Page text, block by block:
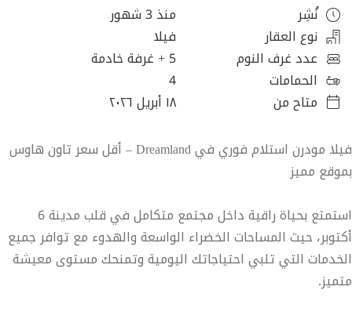
نُشِر
منذ 3 شهور
نوع العقار
فيلا
عدد غرف النوم
5+ غرفة خادمة
الحمامات
4
متاح من
١٨ أبريل ٢٠٢٦
فيلا مودرن استلام فوري في Dreamland – أقل سعر تاون هاوس
بموقع مميز
استمتع بحياة راقية داخل مجتمع متكامل في قلب مدينة 6
أكتوبر، حيث المساحات الخضراء الواسعة والهدوء مع توافر جميع
الخدمات التي تلبي احتياجاتك اليومية وتمنحك مستوى معيشة
متميز.